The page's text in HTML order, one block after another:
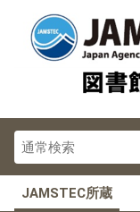
JAMSTEC所蔵